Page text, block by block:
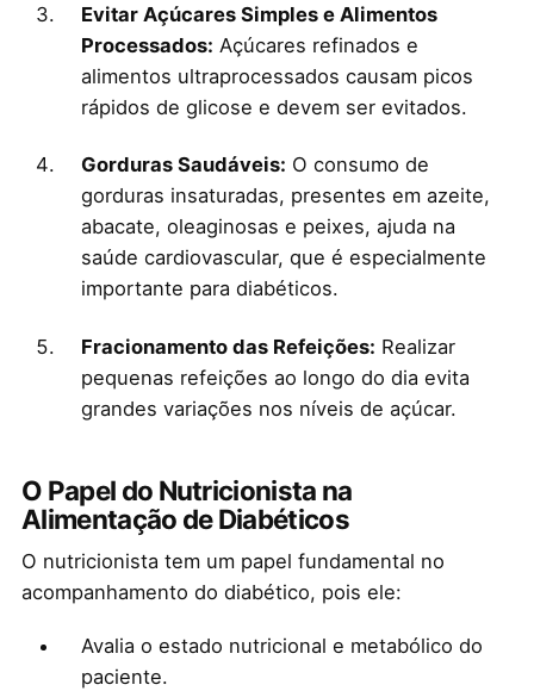
Evitar Açúcares Simples e Alimentos
Processados: Açúcares refinados e
alimentos ultraprocessados causam picos
rápidos de glicose e devem ser evitados.
Gorduras Saudáveis: O consumo de
gorduras insaturadas, presentes em azeite,
abacate, oleaginosas e peixes, ajuda na
saúde cardiovascular, que é especialmente
importante para diabéticos.
Fracionamento das Refeições: Realizar
pequenas refeições ao longo do dia evita
grandes variações nos níveis de açúcar.
O Papel do Nutricionista na
Alimentação de Diabéticos
O nutricionista tem um papel fundamental no
acompanhamento do diabético, pois ele:
Avalia o estado nutricional e metabólico do
paciente.